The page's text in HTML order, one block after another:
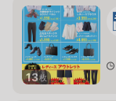
13枚